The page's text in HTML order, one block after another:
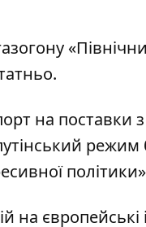
на поставки
європейські